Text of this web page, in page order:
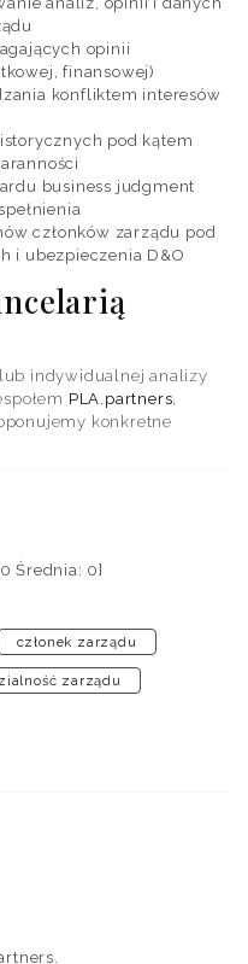
opinii
finansowej)
konfliktem interesów
pod kątem
business judgment
członków zarządu pod
i ubezpieczenia D&O
indywidualnej analizy
PLA.partners,
konkretne
0 Średnia: 0]
członek zarządu
zarządu